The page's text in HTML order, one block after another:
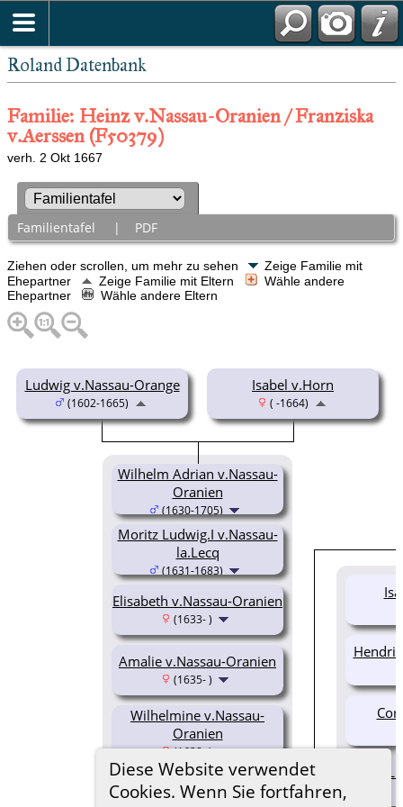
Roland Datenbank
Diese Website verwendet
Cookies. Wenn Sie fortfahren,
Familie: Heinz v.Nassau-Oranien / Franziska
v.Aerssen (F50379)
verh. 2 Okt 1667
Familientafel | PDF
Ziehen oder scrollen, um mehr zu sehen
Zeige Familie mit
Ehepartner
Zeige Familie mit Eltern
Wähle andere
Ehepartner
Wähle andere Eltern
Ludwig v.Nassau-Orange
(1602-1665)
Isabel v.Horn
( -1664)
Wilhelm Adrian v.Nassau-
Oranien
(1630-1705)
Moritz Ludwig.I v.Nassau-
la.Lecq
(1631-1683)
Elisabeth v.Nassau-Oranien
(1633- )
Amalie v.Nassau-Oranien
(1635- )
Wilhelmine v.Nassau-
Oranien
(1638- )
Heinz v.Nassau-Oranien
(1640- )